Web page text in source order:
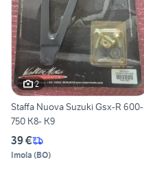
2
Staffa Nuova Suzuki Gsx-R 600-
750 K8- K9
39 €
Imola (BO)